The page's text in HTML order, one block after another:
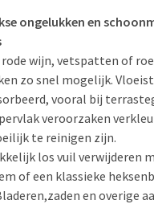
ongelukken en
wijn, vetspatten of
zo snel mogelijk.
vooral bij
veroorzaken
te reinigen zijn.
los vuil verwijderen
of een klassieke
en overige